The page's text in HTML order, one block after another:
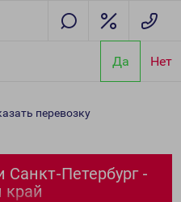
Да Нет
перевозку
Санкт-Петербург -
край